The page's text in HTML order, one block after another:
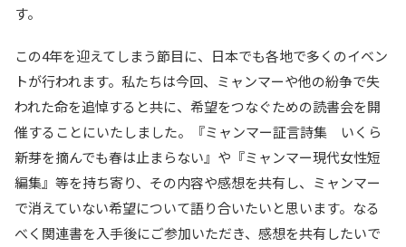
す。
この4年を迎えてしまう節目に、日本でも各地で多くのイベン
トが行われます。私たちは今回、ミャンマーや他の紛争で失
われた命を追悼すると共に、希望をつなぐための読書会を開
催することにいたしました。『ミャンマー証言詩集 いくら
新芽を摘んでも春は止まらない』や『ミャンマー現代女性短
編集』等を持ち寄り、その内容や感想を共有し、ミャンマー
で消えていない希望について語り合いたいと思います。なる
べく関連書を入手後にご参加いただき、感想を共有したいで